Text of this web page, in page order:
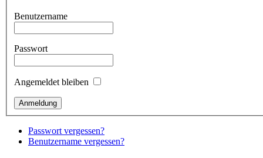
Benutzername
Passwort
Angemeldet bleiben
Passwort vergessen?
Benutzername vergessen?